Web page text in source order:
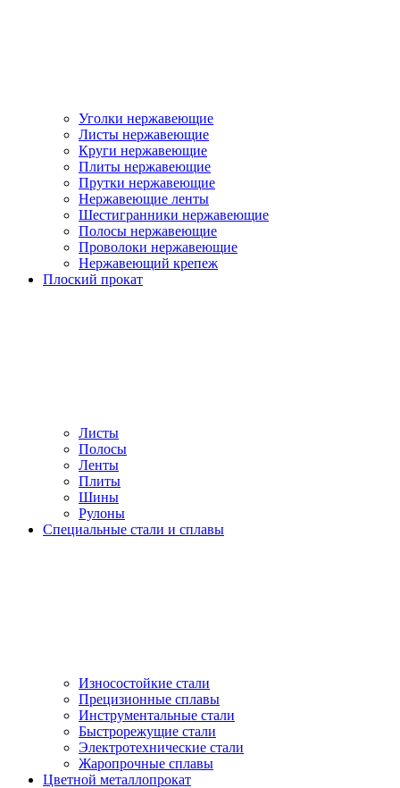
Уголки нержавеющие
Листы нержавеющие
Круги нержавеющие
Плиты нержавеющие
Прутки нержавеющие
Нержавеющие ленты
Шестигранники нержавеющие
Полосы нержавеющие
Проволоки нержавеющие
Нержавеющий крепеж
Плоский прокат
Листы
Полосы
Ленты
Плиты
Шины
Рулоны
Специальные стали и сплавы
Износостойкие стали
Прецизионные сплавы
Инструментальные стали
Быстрорежущие стали
Электротехнические стали
Жаропрочные сплавы
Цветной металлопрокат